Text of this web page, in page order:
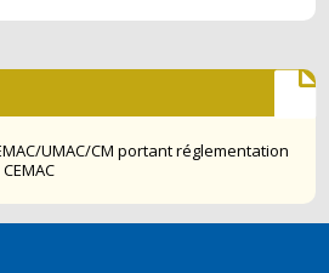
UMAC/CM portant réglementation